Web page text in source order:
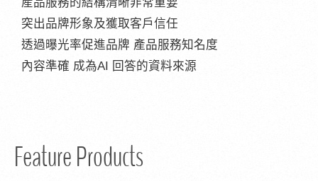
突出品牌形象及獲取客戶信任
透過曝光率促進品牌 產品服務知名度
內容準確 成為AI 回答的資料來源
Feature Products